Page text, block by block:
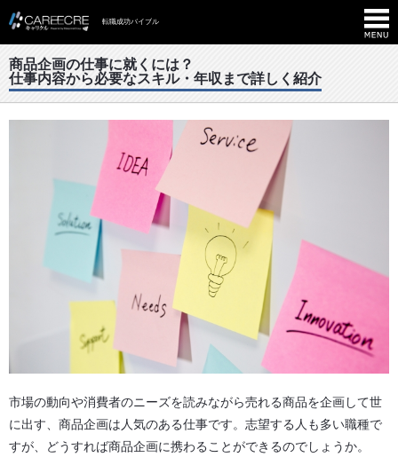
転職成功バイブル
商品企画の仕事に就くには？
仕事内容から必要なスキル・年収まで詳しく紹介
市場の動向や消費者のニーズを読みながら売れる商品を企画して世
に出す、商品企画は人気のある仕事です。志望する人も多い職種で
すが、どうすれば商品企画に携わることができるのでしょうか。